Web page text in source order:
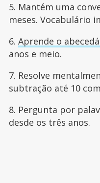
5. Mantém uma
meses. Vocabulário
6. Aprende o
anos e meio.
7. Resolve
subtração até 10
8. Pergunta por
desde os três anos.